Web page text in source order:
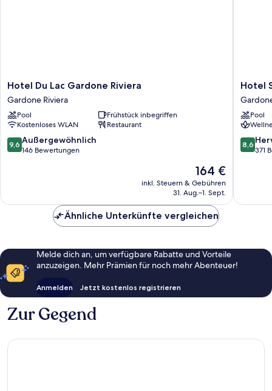
Hotel
Du
Lac
Gardone
Riviera
Gardone
Riviera
Hotel Du Lac Gardone Riviera
Gardone Riviera
Pool
Frühstück inbegriffen
Kostenloses WLAN
Restaurant
9.6
von
9,6 Außergewöhnlich
146 Bewertungen
Der
Preis
beträgt
164 €
inkl. Steuern & Gebühren
31. Aug.–1. Sept.
Hotel
Savoy
Palace
Riviera
Hotel
Pool
8.6
von
8,6
371
Ähnliche Unterkünfte vergleichen
Melde dich an, um verfügbare Rabatte und Vorteile
anzuzeigen. Mehr Prämien für noch mehr Abenteuer!
Anmelden Jetzt kostenlos registrieren
Zur Gegend